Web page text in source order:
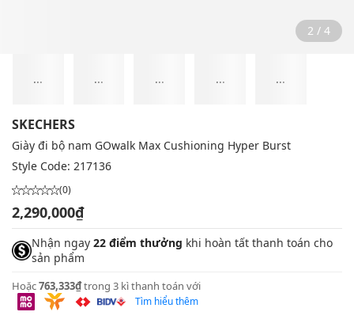
2 / 4
... ... ... ... ...
SKECHERS
Giày đi bộ nam GOwalk Max Cushioning Hyper Burst
Style Code: 217136
(0)
2,290,000₫
Nhận ngay 22 điểm thưởng khi hoàn tất thanh toán cho
sản phẩm
Hoặc763,333₫trong 3 kì thanh toán với
Tìm hiểu thêm